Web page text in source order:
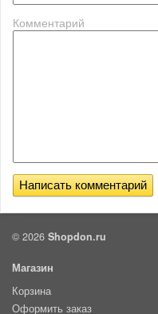
Комментарий
© 2026 Shopdon.ru
Магазин
Корзина
Оформить заказ